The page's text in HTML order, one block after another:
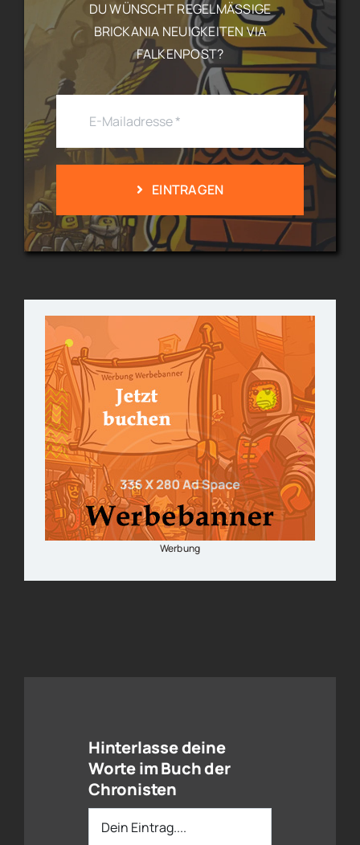
DU WÜNSCHT REGELMÄSSIGE B
RICKANIA NEUIGKEITEN VIA F
ALKENPOST?
EINTRAGEN
Werbung
Hinterlasse deine
Worte im Buch der
Chronisten
Dein